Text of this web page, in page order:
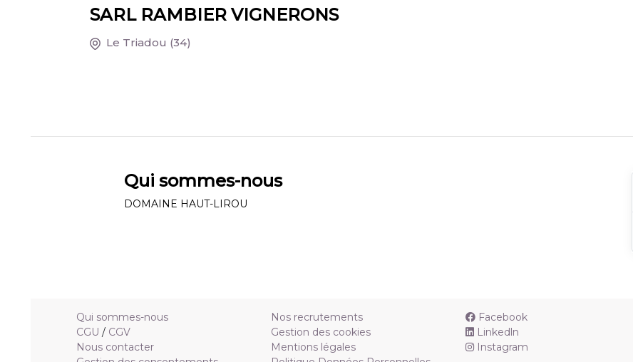
SARL RAMBIER VIGNERONS
Le Triadou (34)
Qui sommes-nous
DOMAINE HAUT-LIROU
Qui sommes-nous
CGU / CGV
Nous contacter
Nos recrutements
Gestion des cookies
Mentions légales
Facebook
Linkedln
Instagram